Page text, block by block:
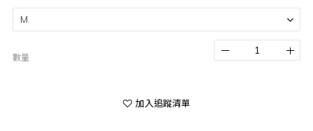
數量
加入追蹤清單